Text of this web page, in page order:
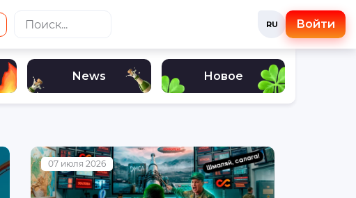
RU Войти
News Новое
07 июля 2026